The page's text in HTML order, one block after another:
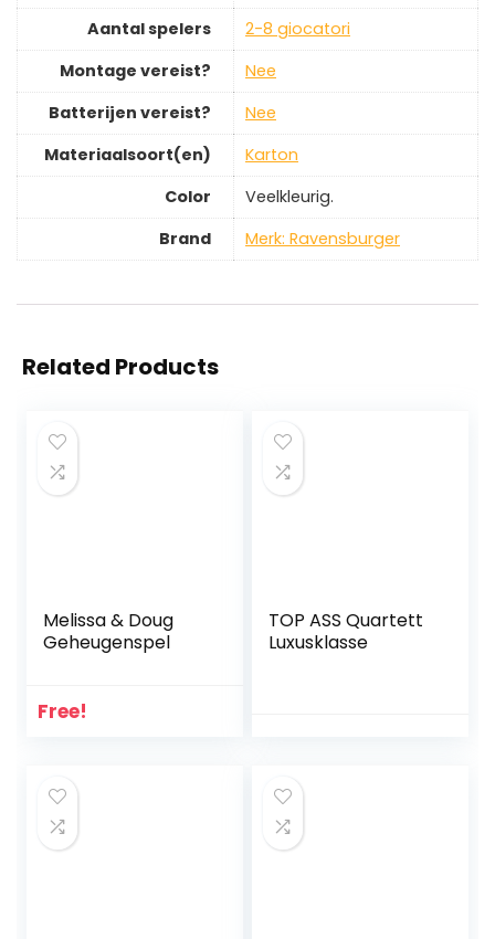
Aantal spelers
‎2-8 giocatori
Montage vereist?
‎Nee
Batterijen vereist?
‎Nee
Materiaalsoort(en)
‎Karton
Color
‎Veelkleurig.
Brand
Merk: Ravensburger
Related Products
Melissa & Doug
Geheugenspel
Free!
TOP ASS Quartett
Luxusklasse